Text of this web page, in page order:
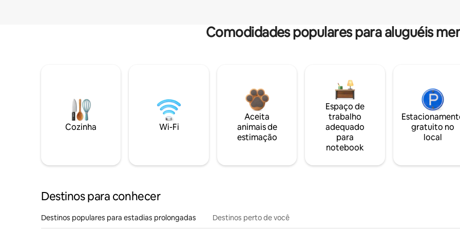
Comodidades populares para aluguéis
Cozinha Wi-Fi
Aceita
animais de
estimação
Espaço de
trabalho
adequado
para
notebook
gratuito no
local
Destinos para conhecer
Destinos populares para estadias prolongadas Destinos perto de você